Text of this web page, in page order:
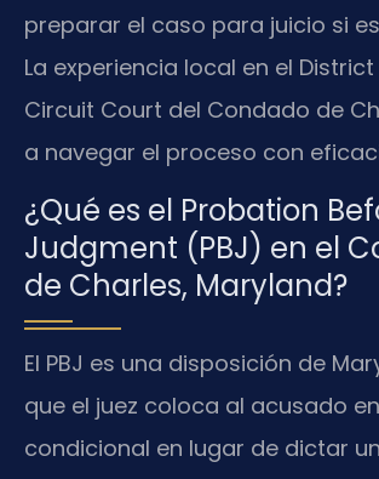
preparar el caso para juicio si
La experiencia local en el
Circuit Court del Condado de
a navegar el proceso con
¿Qué es el Probation
Judgment (PBJ) en el
de Charles, Maryland?
El PBJ es una disposición de
que el juez coloca al acusado
condicional en lugar de dictar